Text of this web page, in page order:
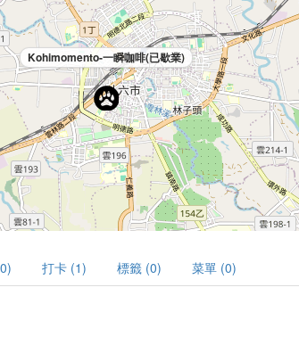
Kohimomento-一瞬咖啡(已歇業)
打卡 (1) 標籤 (0) 菜單 (0)